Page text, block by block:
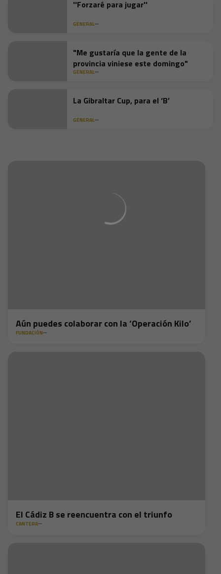
''Forzaré para jugar''
GENERAL
"Me gustaría que la gente de la
provincia viniese este domingo"
GENERAL
La Gibraltar Cup, para el ‘B’
GENERAL
Aún puedes colaborar con la ‘Operación Kilo’
FUNDACIÓN
El Cádiz B se reencuentra con el triunfo
CANTERA